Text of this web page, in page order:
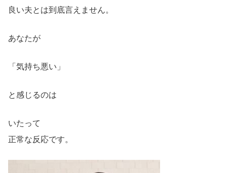
良い夫とは到底言えません。
あなたが
「気持ち悪い」
と感じるのは
いたって
正常な反応です。